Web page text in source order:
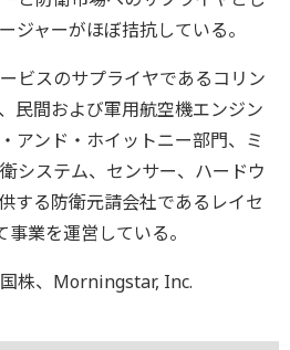
ジャーがほぼ拮抗している。
ビスのサプライヤであるコリン
民間および軍用航空機エンジン
アンド・ホイットニー部門、ミ
システム、センサー、ハードウ
する防衛元請会社であるレイセ
業を運営している。
株、Morningstar, Inc.